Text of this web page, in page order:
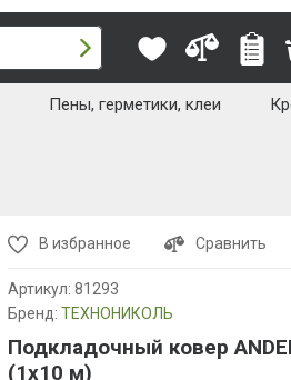
Пены, герметики, клеи
В избранное Сравнить
Артикул: 81293
Бренд: ТЕХНОНИКОЛЬ
Подкладочный ковер
(1х10 м)